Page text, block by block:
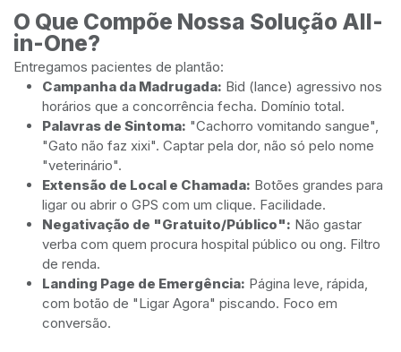
O Que Compõe Nossa Solução All-
in-One?
Entregamos pacientes de plantão:
Campanha da Madrugada: Bid (lance) agressivo nos
horários que a concorrência fecha. Domínio total.
Palavras de Sintoma: "Cachorro vomitando sangue",
"Gato não faz xixi". Captar pela dor, não só pelo nome
"veterinário".
Extensão de Local e Chamada: Botões grandes para
ligar ou abrir o GPS com um clique. Facilidade.
Negativação de "Gratuito/Público": Não gastar
verba com quem procura hospital público ou ong. Filtro
de renda.
Landing Page de Emergência: Página leve, rápida,
com botão de "Ligar Agora" piscando. Foco em
conversão.